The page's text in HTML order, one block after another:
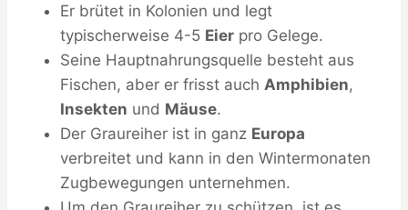
Er brütet in Kolonien und legt
typischerweise 4-5 Eier pro Gelege.
Seine Hauptnahrungsquelle besteht aus
Fischen, aber er frisst auch Amphibien,
Insekten und Mäuse.
Der Graureiher ist in ganz Europa
verbreitet und kann in den Wintermonaten
Zugbewegungen unternehmen.